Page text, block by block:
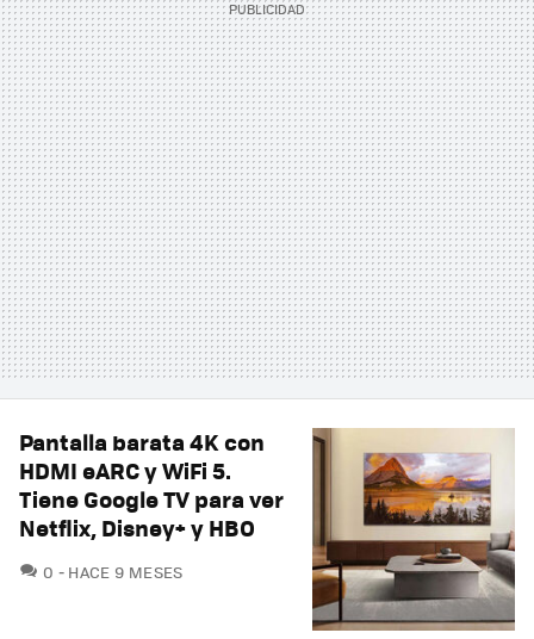
Pantalla barata 4K con
HDMI eARC y WiFi 5.
Tiene Google TV para ver
Netflix, Disney+ y HBO
0 COMENTARIOS
HACE 9 MESES